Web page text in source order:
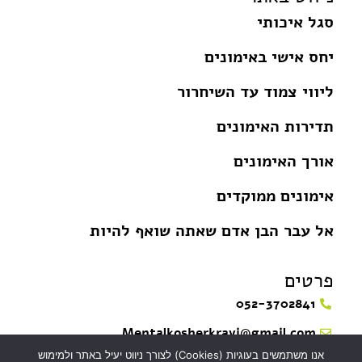
סגל איכותי
יחס אישי באימונים
ליווי צמוד עד השיחרור
תדירות האימונים
אורך האימונים
אימונים ממוקדים
אל עבר הבן אדם שאתה שואף להיות
פרטים
052-3702841
Mentalkosherkravi@gmail.com
אנו משתמשים בעוגיות (Cookies) לצורך ניווט יעיל באתר ולמימוש